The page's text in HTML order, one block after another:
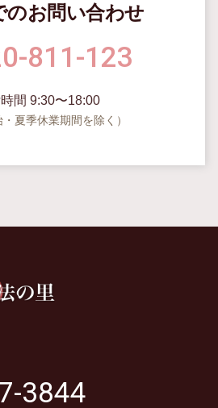
のお問い合わせ
811-123
間 9:30〜18:00
・夏季休業期間を除く）
3844